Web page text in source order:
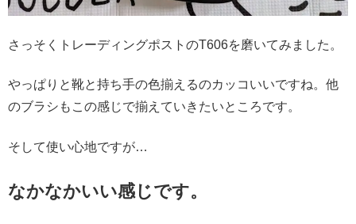
さっそくトレーディングポストのT606を磨いてみました。
やっぱりと靴と持ち手の色揃えるのカッコいいですね。他
のブラシもこの感じで揃えていきたいところです。
そして使い心地ですが…
なかなかいい感じです。